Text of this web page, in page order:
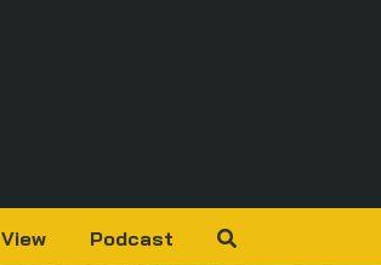
View Podcast